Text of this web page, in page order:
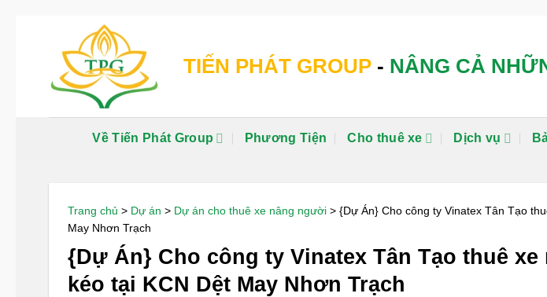
TIẾN PHÁT GROUP - NÂNG CẢ
Về Tiến Phát Group Phương Tiện Cho thuê xe Dịch vụ
Trang chủ > Dự án > Dự án cho thuê xe nâng người > {Dự Án} Cho công ty Vinatex Tân Tạo
May Nhơn Trạch
{Dự Án} Cho công ty Vinatex Tân Tạo thuê
kéo tại KCN Dệt May Nhơn Trạch